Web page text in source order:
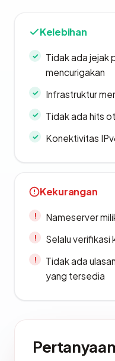
Kelebihan
Tidak ada jejak
mencurigakan
Infrastruktur
Tidak ada hits
Konektivitas
Kekurangan
Nameserver
Selalu verifikasi
Tidak ada
yang tersedia